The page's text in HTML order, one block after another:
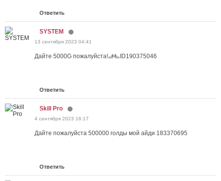
Ответить
SYSTEM
13 сентября 2023 04:41
Дайте 5000G пожалуйста!🫸🫷ID190375046
Ответить
Skill Pro
4 сентября 2023 16:17
Дайте пожалуйста 500000 голды мой айди 183370695
Ответить